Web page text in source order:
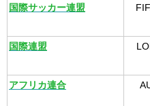
国際サッカー連盟
国際連盟
アフリカ連合